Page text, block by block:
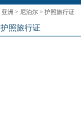
亚洲 > 尼泊尔 > 护照旅行证
护照旅行证